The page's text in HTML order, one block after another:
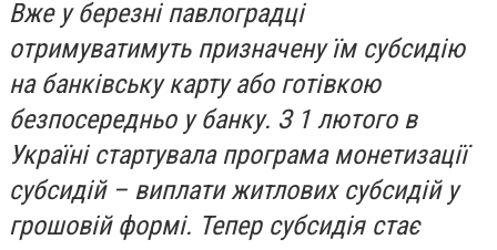
Вже у березні павлоградці
отримуватимуть призначену їм субсидію
на банківську карту або готівкою
безпосередньо у банку. З 1 лютого в
Україні стартувала програма монетизації
субсидій – виплати житлових субсидій у
грошовій формі. Тепер субсидія стає